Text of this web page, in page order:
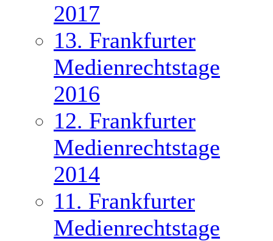
2017
13. Frankfurter
Medienrechtstage
2016
12. Frankfurter
Medienrechtstage
2014
11. Frankfurter
Medienrechtstage